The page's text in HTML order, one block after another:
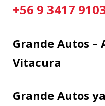
+56 9 3417
Grande Autos –
Vitacura
Grande Autos